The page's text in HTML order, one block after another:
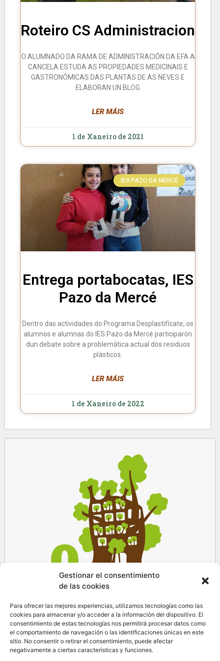
Gestionar el consentimiento
de las cookies
Para ofrecer las mejores experiencias, utilizamos tecnologías como las
cookies para almacenar y/o acceder a la información del dispositivo. El
consentimiento de estas tecnologías nos permitirá procesar datos como
el comportamiento de navegación o las identificaciones únicas en este
sitio. No consentir o retirar el consentimiento, puede afectar
negativamente a ciertas características y funciones.
Roteiro CS Administracion
O ALUMNADO DA RAMA DE ADMINISTRACIÓN DA EFA A
CANCELA ESTUDA AS PROPIEDADES MEDICINAIS E
GASTRONÓMICAS DAS PLANTAS DE AS NEVES E
ELABORAN UN BLOG
LER MÁIS
1 de Xaneiro de 2021
IES PAZO DA MERCÉ
Entrega portabocatas, IES
Pazo da Mercé
Dentro das actividades do Programa Desplastifícate, os
alumnos e alumnas do IES Pazo da Mercé participarón
dun debate sobre a problemática actual dos residuos
plásticos.
LER MÁIS
1 de Xaneiro de 2022